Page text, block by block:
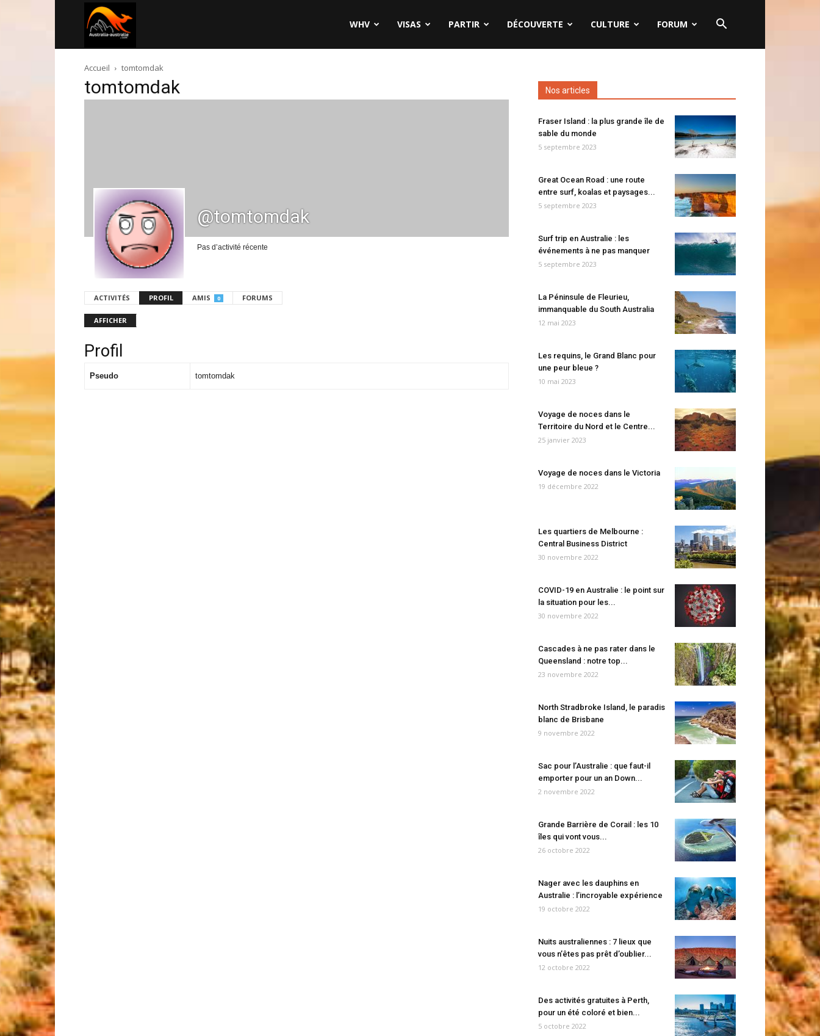
australie.com
WHV VISAS PARTIR DÉCOUVERTE CULTURE FORUM
Accueil tomtomdak
tomtomdak
@tomtomdak
Pas d’activité récente
ACTIVITÉS PROFIL AMIS 0 FORUMS
AFFICHER
Profil
Pseudo tomtomdak
Nos articles
Fraser Island : la plus grande île de
sable du monde
5 septembre 2023
Great Ocean Road : une route
entre surf, koalas et paysages...
5 septembre 2023
Surf trip en Australie : les
événements à ne pas manquer
5 septembre 2023
La Péninsule de Fleurieu,
immanquable du South Australia
12 mai 2023
Les requins, le Grand Blanc pour
une peur bleue ?
10 mai 2023
Voyage de noces dans le
Territoire du Nord et le Centre...
25 janvier 2023
Voyage de noces dans le Victoria
19 décembre 2022
Les quartiers de Melbourne :
Central Business District
30 novembre 2022
COVID-19 en Australie : le point sur
la situation pour les...
30 novembre 2022
Cascades à ne pas rater dans le
Queensland : notre top...
23 novembre 2022
North Stradbroke Island, le paradis
blanc de Brisbane
9 novembre 2022
Sac pour l’Australie : que faut-il
emporter pour un an Down...
2 novembre 2022
Grande Barrière de Corail : les 10
îles qui vont vous...
26 octobre 2022
Nager avec les dauphins en
Australie : l’incroyable expérience
19 octobre 2022
Nuits australiennes : 7 lieux que
vous n’êtes pas prêt d’oublier...
12 octobre 2022
Des activités gratuites à Perth,
pour un été coloré et bien...
5 octobre 2022